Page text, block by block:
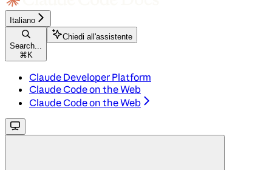
Italiano
Search...
⌘ K
Chiedi all'assistente
Claude Developer Platform
Claude Code on the Web
Claude Code on the Web